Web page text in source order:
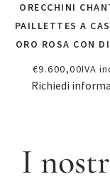
ORECCHINI
PAILLETTES A
ORO ROSA CON
€9.600,00IVA
Richiedi
I